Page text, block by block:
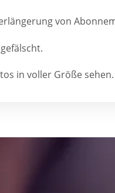
von
in voller Größe sehen.